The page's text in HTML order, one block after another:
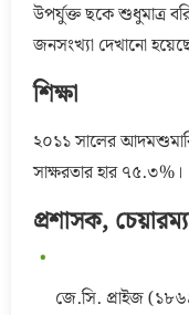
উপর্যুক্ত ছকে শুধুমাত্র
জনসংখ্যা দেখানো
শিক্ষা
২০১১ সালের
সাক্ষরতার হার ৭৫.৩%।
প্রশাসক,
জে.সি. প্রাইজ